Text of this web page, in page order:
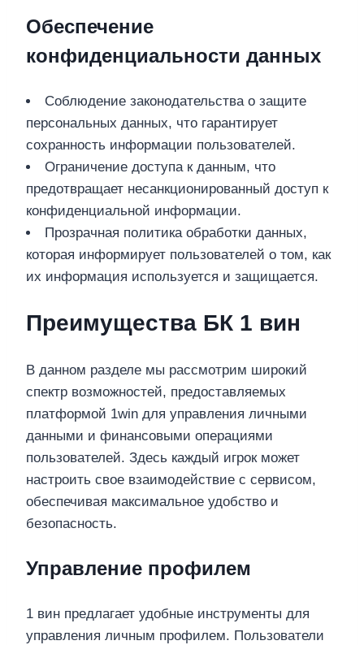
Обеспечение
конфиденциальности данных
Соблюдение законодательства о защите
персональных данных, что гарантирует
сохранность информации пользователей.
Ограничение доступа к данным, что
предотвращает несанкционированный доступ к
конфиденциальной информации.
Прозрачная политика обработки данных,
которая информирует пользователей о том, как
их информация используется и защищается.
Преимущества БК 1 вин
В данном разделе мы рассмотрим широкий
спектр возможностей, предоставляемых
платформой 1win для управления личными
данными и финансовыми операциями
пользователей. Здесь каждый игрок может
настроить свое взаимодействие с сервисом,
обеспечивая максимальное удобство и
безопасность.
Управление профилем
1 вин предлагает удобные инструменты для
управления личным профилем. Пользователи